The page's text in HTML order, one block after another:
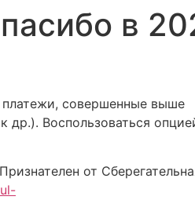
в
платежи, совершенные выше
др.). Воспользоваться
от